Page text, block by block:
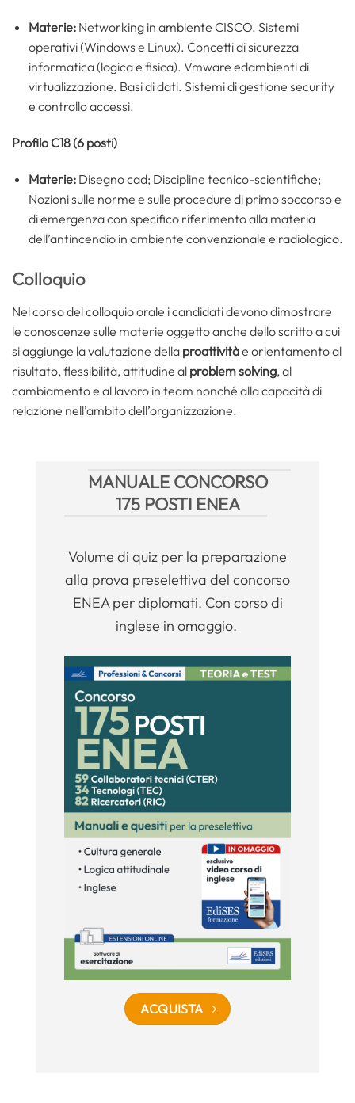
Materie:Networking in ambiente CISCO. Sistemi
operativi (Windows e Linux). Concetti di sicurezza
informatica (logica e fisica). Vmware edambienti di
virtualizzazione. Basi di dati. Sistemi di gestione security
e controllo accessi.
Profilo C18 (6 posti)
Materie:Disegno cad; Discipline tecnico-scientifiche;
Nozioni sulle norme e sulle procedure di primo soccorso e
di emergenza con specifico riferimento alla materia
dell’antincendio in ambiente convenzionale e radiologico.
Colloquio
Nel corso del colloquio orale i candidati devono dimostrare
le conoscenze sulle materie oggetto anche dello scritto a cui
si aggiunge la valutazione della proattivitàe orientamento al
risultato, flessibilità, attitudine al problem solving, al
cambiamento e al lavoro in team nonché alla capacità di
relazione nell’ambito dell’organizzazione.
MANUALE CONCORSO
175 POSTI ENEA
Volume di quiz per la preparazione
alla prova preselettiva del concorso
ENEA per diplomati. Con corso di
inglese in omaggio.
ACQUISTA